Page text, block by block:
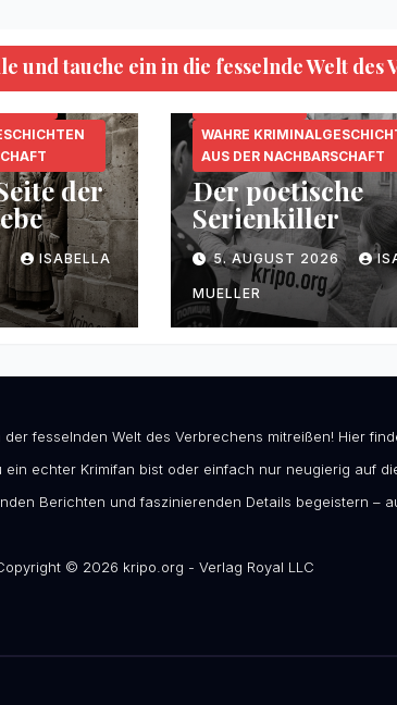
tauche ein in die fesselnde Welt des
der
ISABELLA
KRIPO.ORG
MORDFÄLLE
WAHRE
AUS DER NACHBARSCHAFT
Der poetische
Serienkiller
5. AUGUST 2026
MUELLER
fesselnden Welt des Verbrechens mitreißen! Hier
echter Krimifan bist oder einfach nur neugierig auf
Berichten und faszinierenden Details begeistern –
© 2026 kripo.org - Verlag Royal LLC